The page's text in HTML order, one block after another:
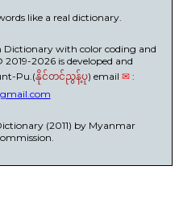
like a real dictionary.
Dictionary with color coding and
2019-2026 is developed and
Pu.(နိုင်တင်ညွန့်ပု) email ✉ :
(2011) by Myanmar